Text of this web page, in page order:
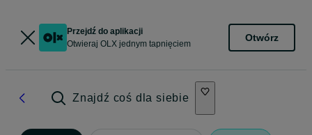
Przejdź do aplikacji
Otwieraj OLX jednym tapnięciem
Otwórz
Znajdź coś dla siebie